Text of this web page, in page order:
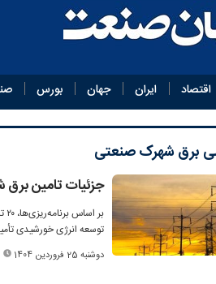
اقتصاد ایران جهان بورس
برق شهرک صنعتی
جزئیات تامین
توسعه انرژی خورشیدی
دوشنبه 25 فروردین 1404